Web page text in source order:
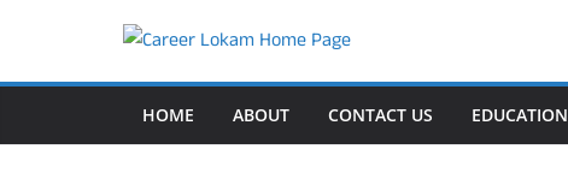
content
HOME ABOUT CONTACT US EDUCATION